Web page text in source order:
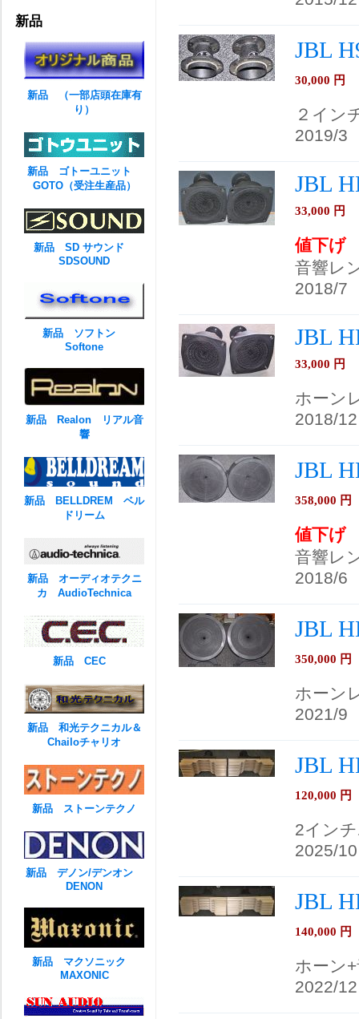
JBL
30,000 円
２イン
2019/3
JBL
33,000 円
値下げ
音響レ
2018/7
JBL
33,000 円
ホーン
2018/12
JBL
358,000 円
値下げ
音響レ
2018/6
JBL
350,000 円
ホーン
2021/9
JBL
120,000 円
2イン
2025/10
JBL
140,000 円
ホーン
2022/12
新品
新品 （一部店頭在庫有
り）
新品 ゴトーユニット
GOTO（受注生産品）
新品 SD サウンド
SDSOUND
新品 ソフトン
Softone
新品 Realon リアル音
響
新品 BELLDREM ベル
ドリーム
新品 オーディオテクニ
カ AudioTechnica
新品 CEC
新品 和光テクニカル＆
Chailoチャリオ
新品 ストーンテクノ
新品 デノン/デンオン
DENON
新品 マクソニック
MAXONIC